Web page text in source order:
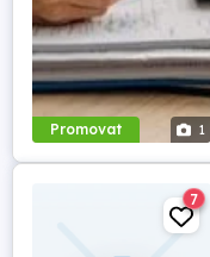
Promovat 1
7